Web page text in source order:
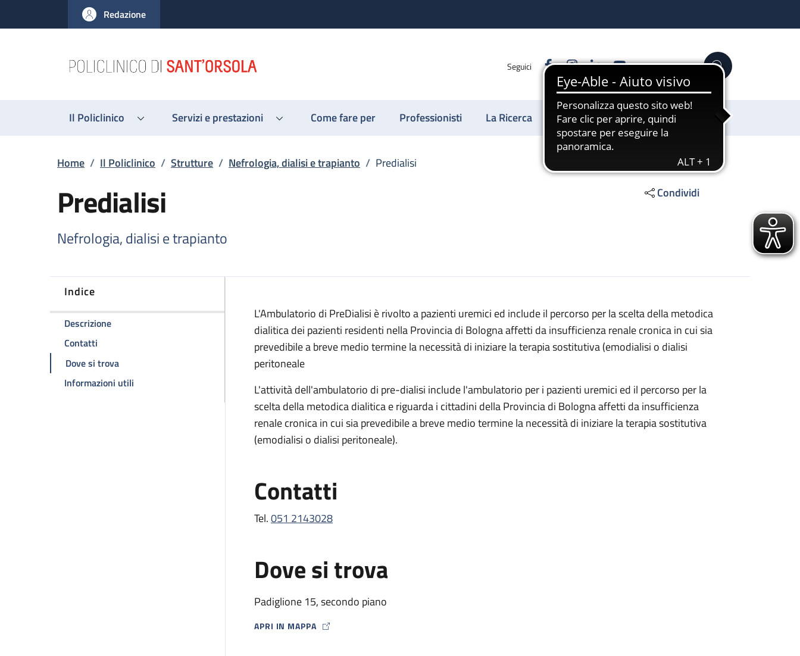
al contenuto principale
to footer content
Redazione
Seguici FacebookInstagram
LinkedinYouTube Cerca
Il Policlinico Servizi e prestazioni Come fare per Professionisti La Ricerca Sostienici
Briciole di pane
Home / Il Policlinico / Strutture / Nefrologia, dialisi e trapianto / Predialisi
Predialisi
Nefrologia, dialisi e trapianto
Condividi
Indice
Descrizionedella pagina Predialisi
Contatti
Dove si trovadella pagina Predialisi
Informazioni utili
Descrizione
L'Ambulatorio di PreDialisi è rivolto a pazienti uremici ed include il percorso per la scelta della metodica
dialitica dei pazienti residenti nella Provincia di Bologna affetti da insufficienza renale cronica in cui sia
prevedibile a breve medio termine la necessità di iniziare la terapia sostitutiva (emodialisi o dialisi
peritoneale
L'attività dell'ambulatorio di pre-dialisi include l'ambulatorio per i pazienti uremici ed il percorso per la
scelta della metodica dialitica e riguarda i cittadini della Provincia di Bologna affetti da insufficienza
renale cronica in cui sia prevedibile a breve medio termine la necessità di iniziare la terapia sostitutiva
(emodialisi o dialisi peritoneale).
Contatti
Tel.051 2143028
Dove si trova
Padiglione 15, secondo piano
APRI IN MAPPA
MAP ICON